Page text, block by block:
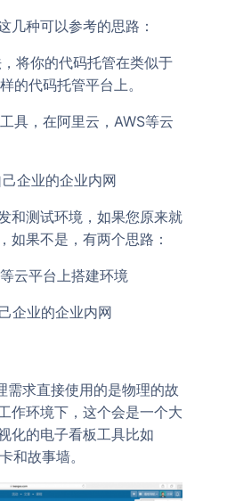
几种可以参考的思路：
将你的代码托管在类似于
的代码托管平台上。
具，在阿里云，AWS等云
企业的企业内网
和测试环境，如果您原来就
如果不是，有两个思路：
云平台上搭建环境
企业的企业内网
需求直接使用的是物理的故
作环境下，这个会是一个大
化的电子看板工具比如
和故事墙。